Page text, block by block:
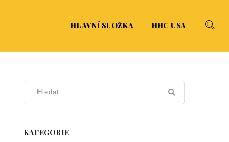
HLAVNÍ SLOŽKA HHC USA
KATEGORIE